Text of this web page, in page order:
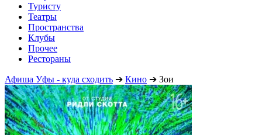
Туристу
Театры
Пространства
Клубы
Прочее
Рестораны
Афиша Уфы - куда сходить ➔ Кино ➔ Зои